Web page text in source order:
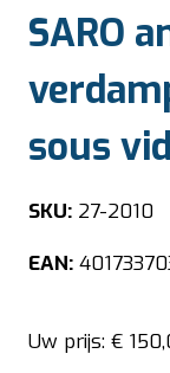
SARO
sous
SKU: 27-2010
EAN:
Uw prijs: €